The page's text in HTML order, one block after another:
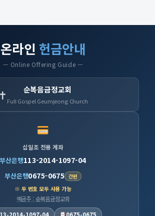
온라인 헌금안내
— Online Offering Guide —
✝ 순복음금정교회
Full Gospel Geumjeong Church
십일조 전용 계좌
부산은행113-2014-1097-04
부산은행0675-0675 간편
※ 두 번호 모두 사용 가능
예금주 : 순복음금정교회
2014-1097-04
0675-0675